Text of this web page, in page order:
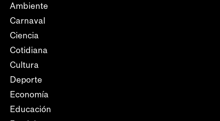
Ambiente
Carnaval
Ciencia
Cotidiana
Cultura
Deporte
Economía
Educación